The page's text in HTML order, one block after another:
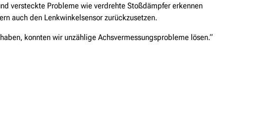
versteckte Probleme wie verdrehte Stoßdämpfer erkennen
auch den Lenkwinkelsensor zurückzusetzen.
konnten wir unzählige Achsvermessungsprobleme lösen.“